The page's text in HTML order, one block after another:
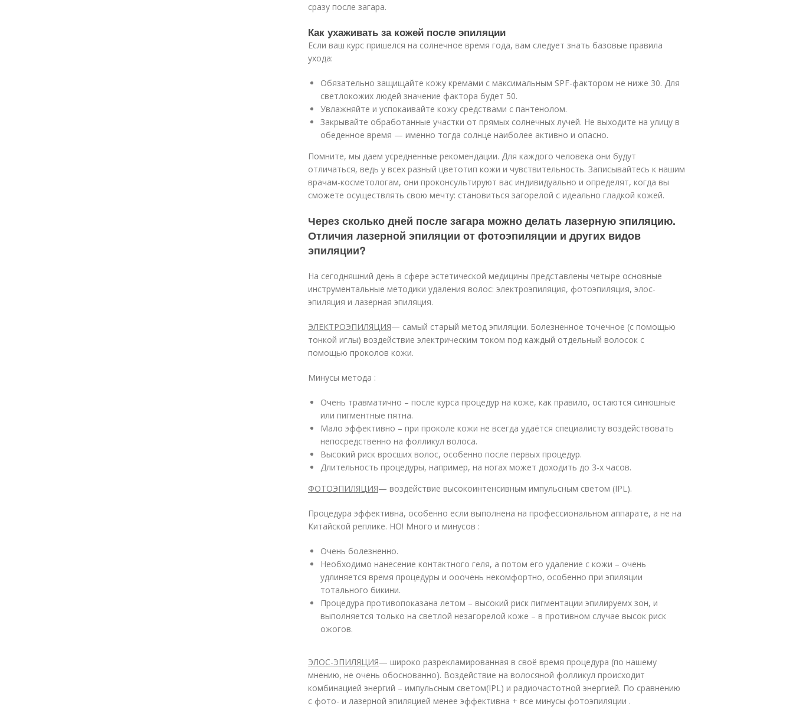
сразу после загара.
Как ухаживать за кожей после эпиляции
Если ваш курс пришелся на солнечное время года, вам следует знать базовые правила
ухода:
Обязательно защищайте кожу кремами с максимальным SPF-фактором не ниже 30. Для
светлокожих людей значение фактора будет 50.
Увлажняйте и успокаивайте кожу средствами с пантенолом.
Закрывайте обработанные участки от прямых солнечных лучей. Не выходите на улицу в
обеденное время — именно тогда солнце наиболее активно и опасно.
Помните, мы даем усредненные рекомендации. Для каждого человека они будут
отличаться, ведь у всех разный цветотип кожи и чувствительность. Записывайтесь к нашим
врачам-косметологам, они проконсультируют вас индивидуально и определят, когда вы
сможете осуществлять свою мечту: становиться загорелой с идеально гладкой кожей.
Через сколько дней после загара можно делать лазерную эпиляцию.
Отличия лазерной эпиляции от фотоэпиляции и других видов
эпиляции?
На сегодняшний день в сфере эстетической медицины представлены четыре основные
инструментальные методики удаления волос: электроэпиляция, фотоэпиляция, элос-
эпиляция и лазерная эпиляция.
ЭЛЕКТРОЭПИЛЯЦИЯ— самый старый метод эпиляции. Болезненное точечное (с помощью
тонкой иглы) воздействие электрическим током под каждый отдельный волосок с
помощью проколов кожи.
Минусы метода :
Очень травматично – после курса процедур на коже, как правило, остаются синюшные
или пигментные пятна.
Мало эффективно – при проколе кожи не всегда удаётся специалисту воздействовать
непосредственно на фолликул волоса.
Высокий риск вросших волос, особенно после первых процедур.
Длительность процедуры, например, на ногах может доходить до 3-х часов.
ФОТОЭПИЛЯЦИЯ— воздействие высокоинтенсивным импульсным светом (IPL).
Процедура эффективна, особенно если выполнена на профессиональном аппарате, а не на
Китайской реплике. НО! Много и минусов :
Очень болезненно.
Необходимо нанесение контактного геля, а потом его удаление с кожи – очень
удлиняется время процедуры и ооочень некомфортно, особенно при эпиляции
тотального бикини.
Процедура противопоказана летом – высокий риск пигментации эпилируемх зон, и
выполняется только на светлой незагорелой коже – в противном случае высок риск
ожогов.
ЭЛОС-ЭПИЛЯЦИЯ— широко разрекламированная в своё время процедура (по нашему
мнению, не очень обоснованно). Воздействие на волосяной фолликул происходит
комбинацией энергий – импульсным светом(IPL) и радиочастотной энергией. По сравнению
с фото- и лазерной эпиляцией менее эффективна + все минусы фотоэпиляции .